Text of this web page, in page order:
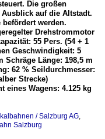
Die großen
auf die Altstadt.
werden.
Drehstrommotor
55 Pers. (54 + 1
Geschwindigkeit: 5
Schräge Länge: 198,5 m
62 % Seildurchmesser:
Strecke)
eines Wagens: 4.125 kg
/ Salzburg AG,
Salzburg